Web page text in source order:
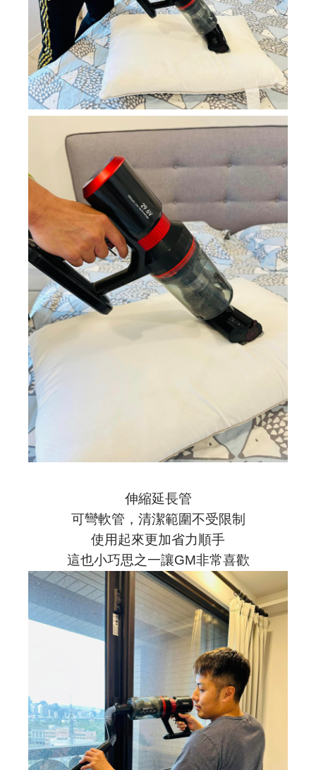
伸縮延長管
可彎軟管，清潔範圍不受限制
使用起來更加省力順手
這也小巧思之一讓GM非常喜歡